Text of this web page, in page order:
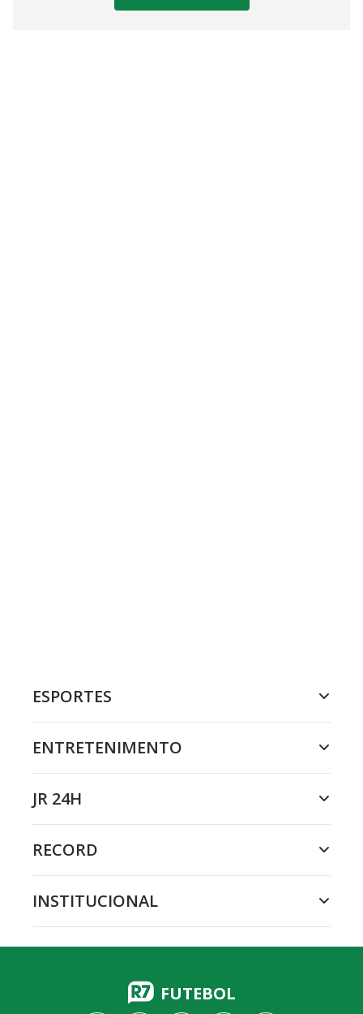
ESPORTES
ENTRETENIMENTO
JR 24H
RECORD
INSTITUCIONAL
FUTEBOL